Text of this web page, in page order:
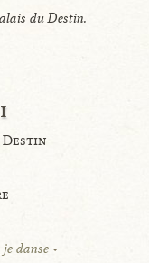
du Destin.
danse